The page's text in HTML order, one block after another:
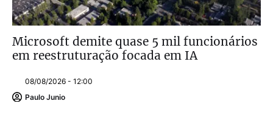
Microsoft demite quase 5 mil funcionários
em reestruturação focada em IA
08/08/2026 - 12:00
Paulo Junio